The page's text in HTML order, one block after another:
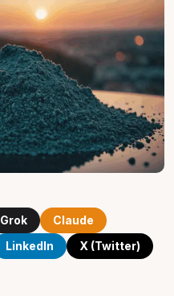
Grok
Claude
LinkedIn
X (Twitter)